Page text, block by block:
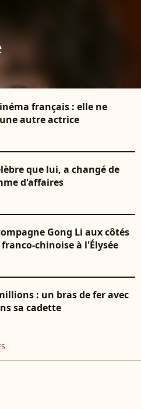
français : elle ne
autre actrice
que lui, a changé de
d'affaires
Gong Li aux côtés
chinoise à l'Élysée
: un bras de fer avec
sa cadette